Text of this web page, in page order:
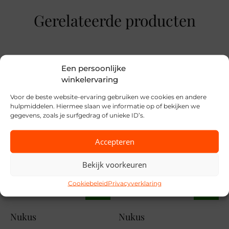
Een persoonlijke
winkelervaring
Voor de beste website-ervaring gebruiken we cookies en andere
hulpmiddelen. Hiermee slaan we informatie op of bekijken we
gegevens, zoals je surfgedrag of unieke ID’s.
Accepteren
Bekijk voorkeuren
CookiebeleidPrivacyverklaring
Street One
Seizoen
STD
37504
Gerelateerde producten
Nukus Nukus